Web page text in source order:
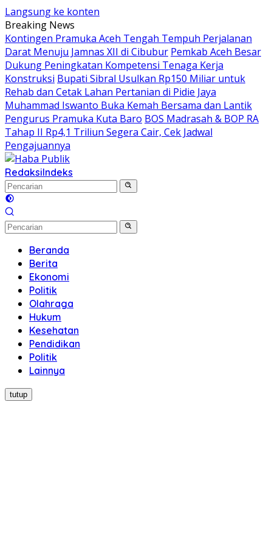
Langsung ke konten
Breaking News
Kontingen Pramuka Aceh Tengah Tempuh Perjalanan
Darat Menuju Jamnas XII di Cibubur Pemkab Aceh Besar
Dukung Peningkatan Kompetensi Tenaga Kerja
Konstruksi Bupati Sibral Usulkan Rp150 Miliar untuk
Rehab dan Cetak Lahan Pertanian di Pidie Jaya
Muhammad Iswanto Buka Kemah Bersama dan Lantik
Pengurus Pramuka Kuta Baro BOS Madrasah & BOP RA
Tahap II Rp4,1 Triliun Segera Cair, Cek Jadwal
Pengajuannya
RedaksiIndeks
Beranda
Berita
Ekonomi
Politik
Olahraga
Hukum
Kesehatan
Pendidikan
Politik
Lainnya
tutup